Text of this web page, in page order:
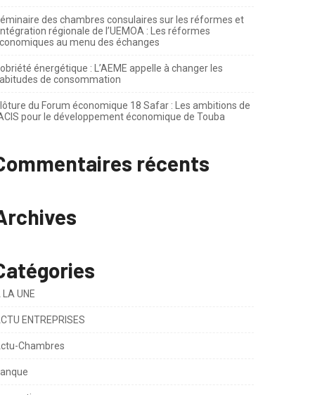
des chambres consulaires sur les réformes et
régionale de l’UEMOA : Les réformes
au menu des échanges
énergétique : L’AEME appelle à changer les
de consommation
du Forum économique 18 Safar : Les ambitions de
pour le développement économique de Touba
récents
LA UNE
ENTREPRISES
Chambres